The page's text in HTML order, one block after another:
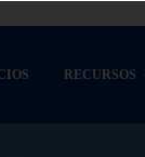
RECURSOS